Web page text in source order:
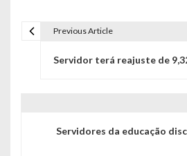
Previous Article
Servidor terá reajuste de
Servidores da educação